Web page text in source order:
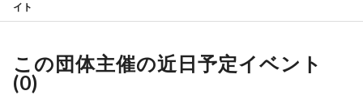
イト
この団体主催の近日予定イベント
(0)